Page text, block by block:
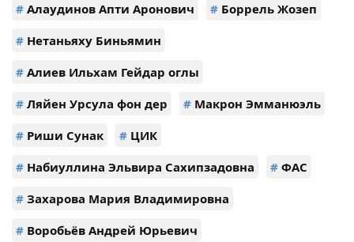
# Алаудинов Апти Аронович # Боррель Жозеп
# Нетаньяху Биньямин
# Алиев Ильхам Гейдар оглы
# Ляйен Урсула фон дер # Макрон Эмманюэль
# Риши Сунак # ЦИК
# Набиуллина Эльвира Сахипзадовна # ФАС
# Захарова Мария Владимировна
# Воробьёв Андрей Юрьевич